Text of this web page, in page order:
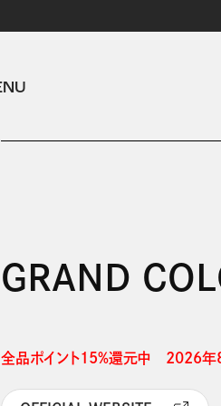
GRAND
全品ポイント15%還元中　2026年